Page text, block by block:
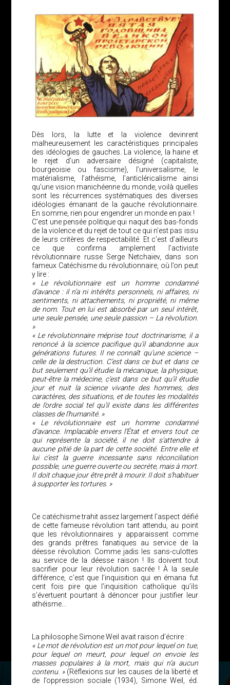
Dès lors, la lutte et la violence devinrent
malheureusement les caractéristiques principales
des idéologies de gauches. La violence, la haine et
le rejet d’un adversaire désigné (capitaliste,
bourgeoisie ou fascisme), l’universalisme, le
matérialisme, l’athéisme, l’anticléricalisme ainsi
qu’une vision manichéenne du monde, voilà quelles
sont les récurrences systématiques des diverses
idéologies émanant de la gauche révolutionnaire.
En somme, rien pour engendrer un monde en paix !
C’est une pensée politique qui naquit des bas-fonds
de la violence et du rejet de tout ce qui n’est pas issu
de leurs critères de respectabilité. Et c’est d’ailleurs
ce que confirma amplement l’activiste
révolutionnaire russe Serge Netchaïev, dans son
fameux Catéchisme du révolutionnaire, où l’on peut
y lire :
« Le révolutionnaire est un homme condamné
d’avance : il n’a ni intérêts personnels, ni affaires, ni
sentiments, ni attachements, ni propriété, ni même
de nom. Tout en lui est absorbé par un seul intérêt,
une seule pensée, une seule passion – La révolution.
»
« Le révolutionnaire méprise tout doctrinarisme, il a
renoncé à la science pacifique qu’il abandonne aux
générations futures. Il ne connaît qu’une science –
celle de la destruction. C’est dans ce but et dans ce
but seulement qu’il étudie la mécanique, la physique,
peut-être la médecine, c’est dans ce but qu’il étudie
jour et nuit la science vivante des hommes, des
caractères, des situations, et de toutes les modalités
de l’ordre social tel qu’il existe dans les différentes
classes de l’humanité. »
« Le révolutionnaire est un homme condamné
d’avance. Implacable envers l’État et envers tout ce
qui représente la société, il ne doit s’attendre à
aucune pitié de la part de cette société. Entre elle et
lui c’est la guerre incessante sans réconciliation
possible, une guerre ouverte ou secrète, mais à mort.
Il doit chaque jour être prêt à mourir. Il doit s’habituer
à supporter les tortures. »
Ce catéchisme trahit assez largement l’aspect déifié
de cette fameuse révolution tant attendu, au point
que les révolutionnaires y apparaissent comme
des grands prêtres fanatiques au service de la
déesse révolution. Comme jadis les sans-culottes
au service de la déesse raison ! Ils doivent tout
sacrifier pour leur révolution sacrée ! À la seule
différence, c’est que l’inquisition qui en émana fut
cent fois pire que l’inquisition catholique qu’ils
s’évertuent pourtant à dénoncer pour justifier leur
athéisme…
La philosophe Simone Weil avait raison d’écrire :
« Le mot de révolution est un mot pour lequel on tue,
pour lequel on meurt, pour lequel on envoie les
masses populaires à la mort, mais qui n’a aucun
contenu. » (Réflexions sur les causes de la liberté et
de l’oppression sociale (1934), Simone Weil, éd.